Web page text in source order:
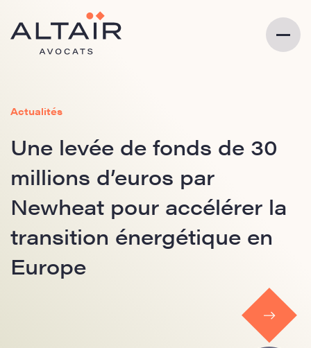
Actualités
Une levée de fonds de 30
millions d’euros par
Newheat pour accélérer la
transition énergétique en
Europe